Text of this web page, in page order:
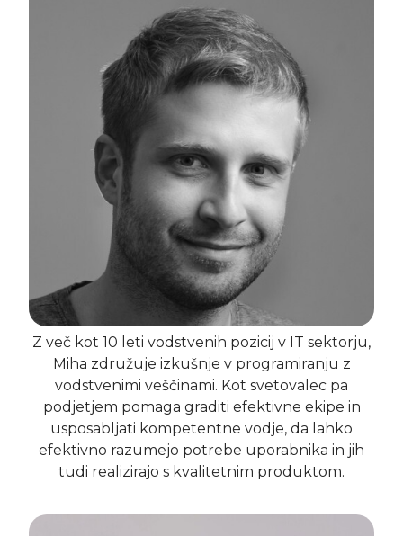
Z več kot 10 leti vodstvenih pozicij v IT sektorju,
Miha združuje izkušnje v programiranju z
vodstvenimi veščinami. Kot svetovalec pa
podjetjem pomaga graditi efektivne ekipe in
usposabljati kompetentne vodje, da lahko
efektivno razumejo potrebe uporabnika in jih
tudi realizirajo s kvalitetnim produktom.